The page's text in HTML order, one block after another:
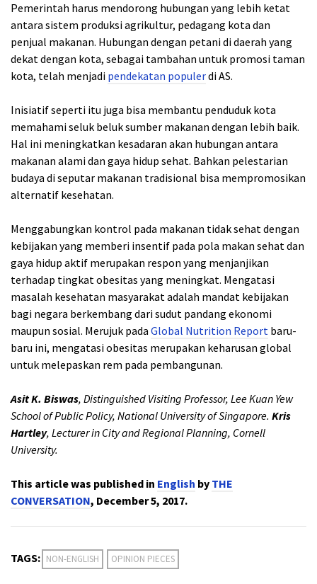
Pemerintah harus mendorong hubungan yang lebih ketat
antara sistem produksi agrikultur, pedagang kota dan
penjual makanan. Hubungan dengan petani di daerah yang
dekat dengan kota, sebagai tambahan untuk promosi taman
kota, telah menjadi pendekatan populerdi AS.
Inisiatif seperti itu juga bisa membantu penduduk kota
memahami seluk beluk sumber makanan dengan lebih baik.
Hal ini meningkatkan kesadaran akan hubungan antara
makanan alami dan gaya hidup sehat. Bahkan pelestarian
budaya di seputar makanan tradisional bisa mempromosikan
alternatif kesehatan.
Menggabungkan kontrol pada makanan tidak sehat dengan
kebijakan yang memberi insentif pada pola makan sehat dan
gaya hidup aktif merupakan respon yang menjanjikan
terhadap tingkat obesitas yang meningkat. Mengatasi
masalah kesehatan masyarakat adalah mandat kebijakan
bagi negara berkembang dari sudut pandang ekonomi
maupun sosial. Merujuk pada Global Nutrition Report baru-
baru ini, mengatasi obesitas merupakan keharusan global
untuk melepaskan rem pada pembangunan.
Asit K. Biswas, Distinguished Visiting Professor, Lee Kuan Yew
School of Public Policy, National University of Singapore. Kris
Hartley, Lecturer in City and Regional Planning, Cornell
University.
This article was published in English by THE
CONVERSATION, December 5, 2017.
TAGS: NON-ENGLISH OPINION PIECES